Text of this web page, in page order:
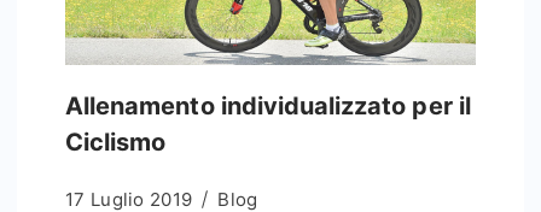
Allenamento individualizzato per il
Ciclismo
17 Luglio 2019 Blog